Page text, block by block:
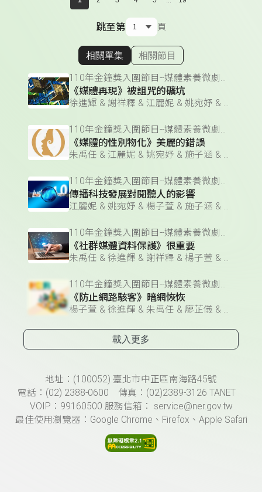
跳至第 頁
顯示相關單集
相關單集 相關節目
110年金鐘獎入圍節目--媒體素養微劇場(企劃編撰獎)
《媒體再現》被詛咒的礦坑
徐進輝 & 謝祥釋 & 江麗妮 & 姚宛妤 & 施子涵 & 朱禹任 & 楊子萱 & 廖芷儀
110年金鐘獎入圍節目--媒體素養微劇場(企劃編撰獎)
《媒體的性別物化》美麗的錯誤
朱禹任 & 江麗妮 & 姚宛妤 & 施子涵 & 徐進輝 & 廖芷儀 & 謝祥釋 & 楊子萱
110年金鐘獎入圍節目--媒體素養微劇場(企劃編撰獎)
傳播科技發展對閱聽人的影響
江麗妮 & 姚宛妤 & 楊子萱 & 施子涵 & 廖芷儀 & 徐進輝 & 朱禹任 & 謝祥釋
110年金鐘獎入圍節目--媒體素養微劇場(企劃編撰獎)
《社群媒體資料保護》很重要
朱禹任 & 徐進輝 & 謝祥釋 & 楊子萱 & 施子涵 & 廖芷儀 & 江麗妮 & 姚宛妤
110年金鐘獎入圍節目--媒體素養微劇場(企劃編撰獎)
《防止網路駭客》暗網恢恢
楊子萱 & 徐進輝 & 朱禹任 & 廖芷儀 & 謝祥釋 & 江麗妮 & 姚宛妤 & 施子涵
載入更多
頁尾資訊地址：(100052) 臺北市中正區南海路45號
電話：(02) 2388-0600 傳真：(02)2389-3126 TANET
VOIP：99160500 服務信箱： service@ner.gov.tw
最佳使用瀏覽器：Google Chrome、Firefox、Apple Safari